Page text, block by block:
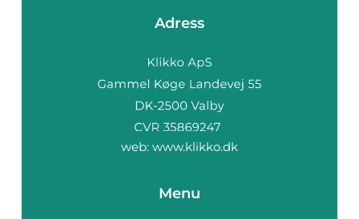
Adress
web: www.klikko.dk
Menu